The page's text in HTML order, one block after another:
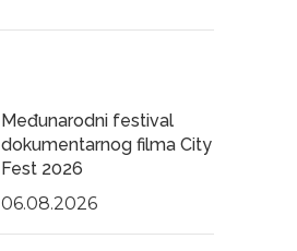
Međunarodni festival
dokumentarnog filma City
Fest 2026
06.08.2026